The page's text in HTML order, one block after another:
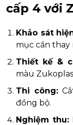
cấp 4 với
Khảo sát
mục cần thay
Thiết kế &
màu
Thi công:
đồng bộ.
Nghiệm thu: